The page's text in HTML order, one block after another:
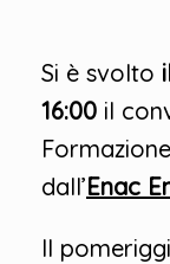
Si è svolto
16:00 il
dall’Enac
II